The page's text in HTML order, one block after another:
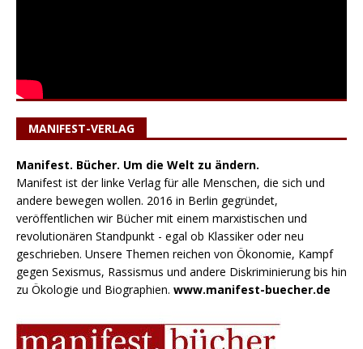
MANIFEST-VERLAG
Manifest. Bücher. Um die Welt zu ändern.
Manifest ist der linke Verlag für alle Menschen, die sich und
andere bewegen wollen. 2016 in Berlin gegründet,
veröffentlichen wir Bücher mit einem marxistischen und
revolutionären Standpunkt - egal ob Klassiker oder neu
geschrieben. Unsere Themen reichen von Ökonomie, Kampf
gegen Sexismus, Rassismus und andere Diskriminierung bis hin
zu Ökologie und Biographien. www.manifest-buecher.de